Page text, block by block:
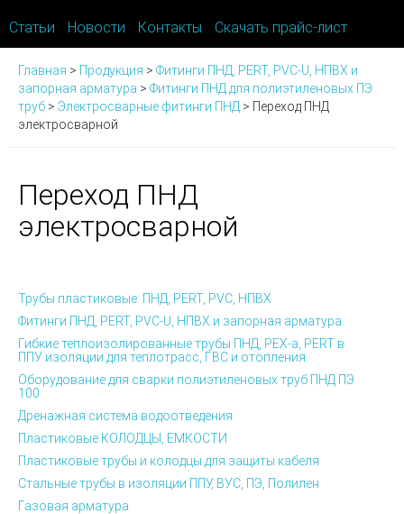
Статьи Новости Контакты Скачать прайс-лист
Главная > Продукция > Фитинги ПНД, PERT, PVC-U, НПВХ и
запорная арматура > Фитинги ПНД для полиэтиленовых ПЭ
труб > Электросварные фитинги ПНД > Переход ПНД
электросварной
Переход ПНД
электросварной
Трубы пластиковые: ПНД, PERT, PVC, НПВХ
Фитинги ПНД, PERT, PVC-U, НПВХ и запорная арматура
Гибкие теплоизолированные трубы ПНД, PEX-а, PERT в
ППУ изоляции для теплотрасс, ГВС и отопления
Оборудование для сварки полиэтиленовых труб ПНД ПЭ
100
Дренажная система водоотведения
Пластиковые КОЛОДЦЫ, ЕМКОСТИ
Пластиковые трубы и колодцы для защиты кабеля
Стальные трубы в изоляции ППУ, ВУС, ПЭ, Полилен
Газовая арматура